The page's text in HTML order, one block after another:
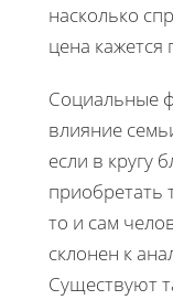
насколько
цена
Социальные
влияние
если в кругу
приобретать
то и сам
склонен к
Существуют